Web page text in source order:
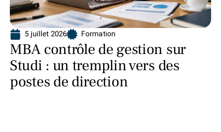
5 juillet 2026 Formation
MBA contrôle de gestion sur
Studi : un tremplin vers des
postes de direction